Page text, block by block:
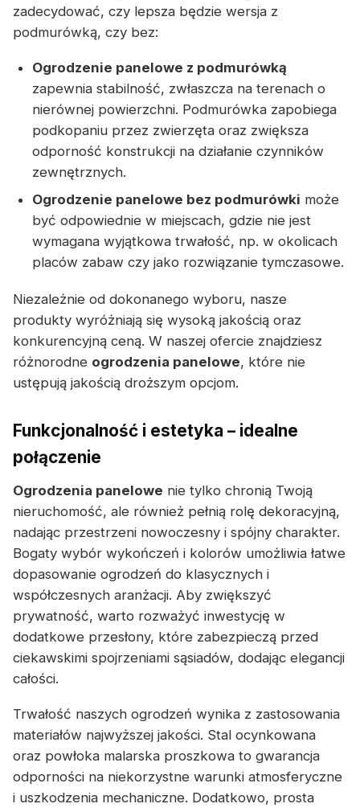
zadecydować, czy lepsza będzie wersja z
podmurówką, czy bez:
Ogrodzenie panelowe z podmurówką
zapewnia stabilność, zwłaszcza na terenach o
nierównej powierzchni. Podmurówka zapobiega
podkopaniu przez zwierzęta oraz zwiększa
odporność konstrukcji na działanie czynników
zewnętrznych.
Ogrodzenie panelowe bez podmurówki może
być odpowiednie w miejscach, gdzie nie jest
wymagana wyjątkowa trwałość, np. w okolicach
placów zabaw czy jako rozwiązanie tymczasowe.
Niezależnie od dokonanego wyboru, nasze
produkty wyróżniają się wysoką jakością oraz
konkurencyjną ceną. W naszej ofercie znajdziesz
różnorodne ogrodzenia panelowe, które nie
ustępują jakością droższym opcjom.
Funkcjonalność i estetyka – idealne
połączenie
Ogrodzenia panelowe nie tylko chronią Twoją
nieruchomość, ale również pełnią rolę dekoracyjną,
nadając przestrzeni nowoczesny i spójny charakter.
Bogaty wybór wykończeń i kolorów umożliwia łatwe
dopasowanie ogrodzeń do klasycznych i
współczesnych aranżacji. Aby zwiększyć
prywatność, warto rozważyć inwestycję w
dodatkowe przesłony, które zabezpieczą przed
ciekawskimi spojrzeniami sąsiadów, dodając elegancji
całości.
Trwałość naszych ogrodzeń wynika z zastosowania
materiałów najwyższej jakości. Stal ocynkowana
oraz powłoka malarska proszkowa to gwarancja
odporności na niekorzystne warunki atmosferyczne
i uszkodzenia mechaniczne. Dodatkowo, prosta